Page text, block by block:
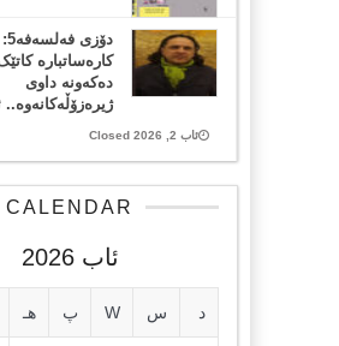
دۆزی فەلسەفە5:
کارەساتبارە
دەکەونە داوی
ژیرەزۆڵەکانەوە..
ئاب 2, 2026 Closed
CALENDAR
ئاب 2026
د س W پ هـ